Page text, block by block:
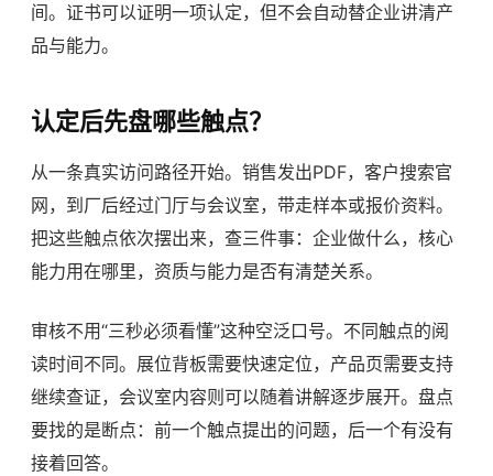
间。证书可以证明一项认定，但不会自动替企业讲清产
品与能力。
认定后先盘哪些触点？
从一条真实访问路径开始。销售发出PDF，客户搜索官
网，到厂后经过门厅与会议室，带走样本或报价资料。
把这些触点依次摆出来，查三件事：企业做什么，核心
能力用在哪里，资质与能力是否有清楚关系。
审核不用“三秒必须看懂”这种空泛口号。不同触点的阅
读时间不同。展位背板需要快速定位，产品页需要支持
继续查证，会议室内容则可以随着讲解逐步展开。盘点
要找的是断点：前一个触点提出的问题，后一个有没有
接着回答。